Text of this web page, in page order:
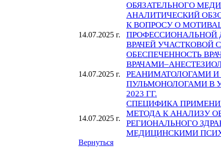
ОБЯЗАТЕЛЬНОГО
АНАЛИТИЧЕСКИЙ
14.07.2025 г.
К ВОПРОСУ О
ПРОФЕССИОНАЛЬНОЙ
ВРАЧЕЙ УЧАСТКОВОЙ
14.07.2025 г.
ОБЕСПЕЧЕННОСТЬ
РЕАНИМАТОЛОГАМИ И
ПУЛЬМОНОЛОГАМИ В
2023 ГГ.
14.07.2025 г.
СПЕЦИФИКА
МЕТОДА К АНАЛИЗУ
РЕГИОНАЛЬНОГО
МЕДИЦИНСКИМИ
Вернуться